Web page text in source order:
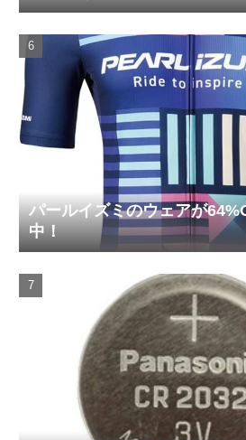
パールイズミのウェアが
中！